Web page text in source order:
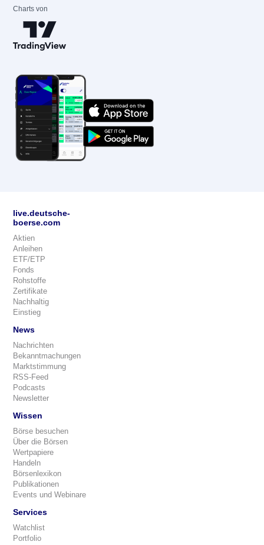
Charts von
live.deutsche-
boerse.com
Aktien
Anleihen
ETF/ETP
Fonds
Rohstoffe
Zertifikate
Nachhaltig
Einstieg
News
Nachrichten
Bekanntmachungen
Marktstimmung
RSS-Feed
Podcasts
Newsletter
Wissen
Börse besuchen
Über die Börsen
Wertpapiere
Handeln
Börsenlexikon
Publikationen
Events und Webinare
Services
Watchlist
Portfolio